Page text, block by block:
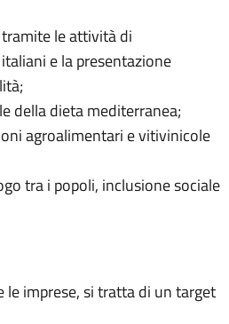
le attività di
e la presentazione
della dieta mediterranea;
agroalimentari e vitivinicole
tra i popoli, inclusione sociale
le imprese, si tratta di un target